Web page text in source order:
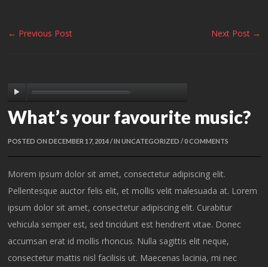
← Previous Post Next Post →
What’s your favourite music?
POSTED ON DECEMBER 17, 2014 / IN UNCATEGORIZED / 0 COMMENTS
Morem ipsum dolor sit amet, consectetur adipiscing elit.
Pellentesque auctor felis elit, et mollis velit malesuada at. Lorem
ipsum dolor sit amet, consectetur adipiscing elit. Curabitur
vehicula semper est, sed tincidunt est hendrerit vitae. Donec
accumsan erat id mollis rhoncus. Nulla sagittis elit neque,
consectetur mattis nisl facilisis ut. Maecenas lacinia, mi nec